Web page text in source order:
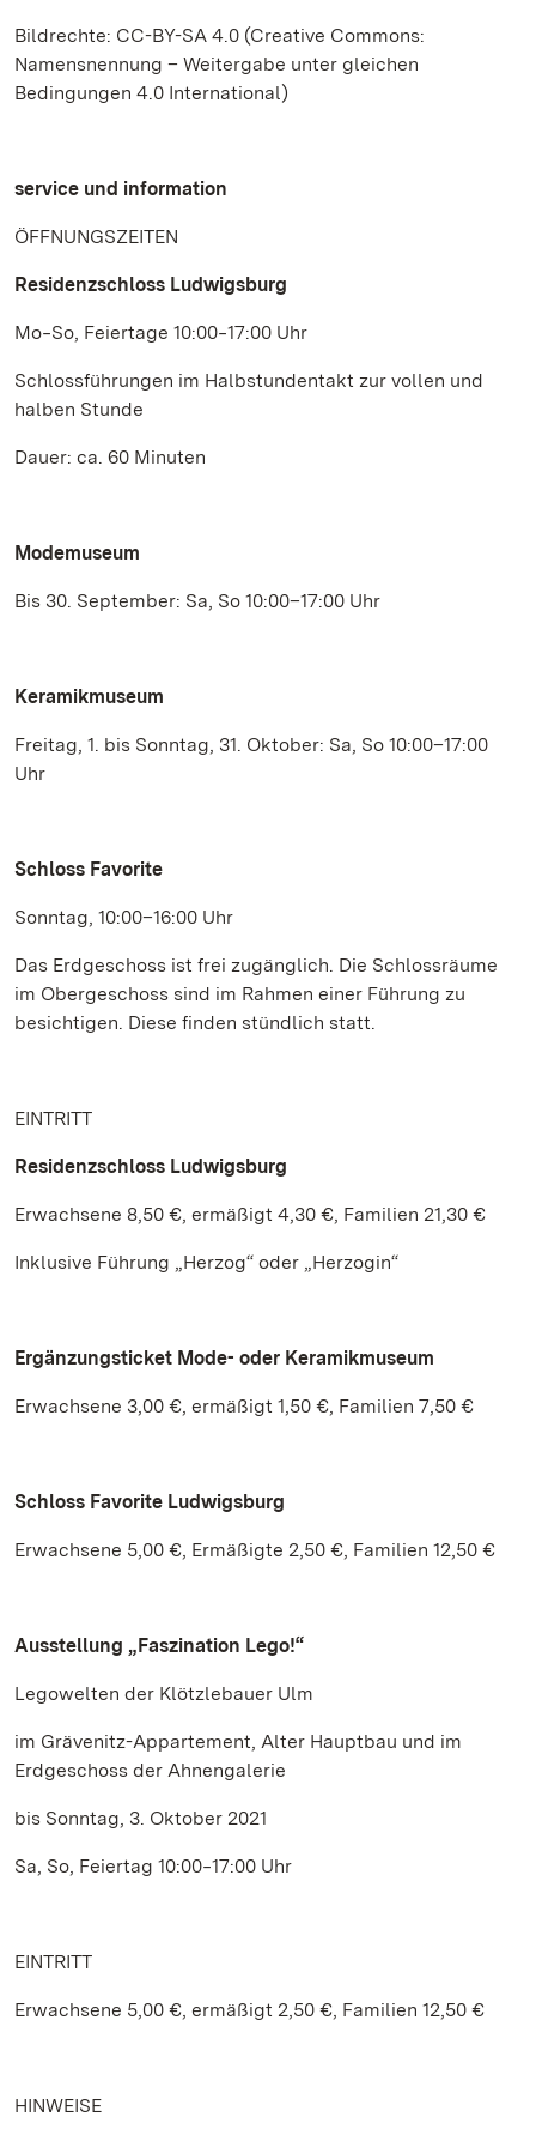
Bildrechte: CC-BY-SA 4.0 (Creative Commons:
Namensnennung – Weitergabe unter gleichen
Bedingungen 4.0 International)
service und information
ÖFFNUNGSZEITEN
Residenzschloss Ludwigsburg
Mo‒So, Feiertage 10:00‒17:00 Uhr
Schlossführungen im Halbstundentakt zur vollen und
halben Stunde
Dauer: ca. 60 Minuten
Modemuseum
Bis 30. September: Sa, So 10:00–17:00 Uhr
Keramikmuseum
Freitag, 1. bis Sonntag, 31. Oktober: Sa, So 10:00–17:00
Uhr
Schloss Favorite
Sonntag, 10:00–16:00 Uhr
Das Erdgeschoss ist frei zugänglich. Die Schlossräume
im Obergeschoss sind im Rahmen einer Führung zu
besichtigen. Diese finden stündlich statt.
EINTRITT
Residenzschloss Ludwigsburg
Erwachsene 8,50 €, ermäßigt 4,30 €, Familien 21,30 €
Inklusive Führung „Herzog“ oder „Herzogin“
Ergänzungsticket Mode- oder Keramikmuseum
Erwachsene 3,00 €, ermäßigt 1,50 €, Familien 7,50 €
Schloss Favorite Ludwigsburg
Erwachsene 5,00 €, Ermäßigte 2,50 €, Familien 12,50 €
Ausstellung „Faszination Lego!“
Legowelten der Klötzlebauer Ulm
im Grävenitz-Appartement, Alter Hauptbau und im
Erdgeschoss der Ahnengalerie
bis Sonntag, 3. Oktober 2021
Sa, So, Feiertag 10:00‒17:00 Uhr
EINTRITT
Erwachsene 5,00 €, ermäßigt 2,50 €, Familien 12,50 €
HINWEISE